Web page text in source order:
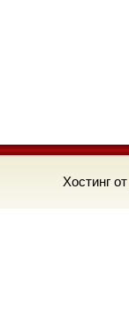
Хостинг от